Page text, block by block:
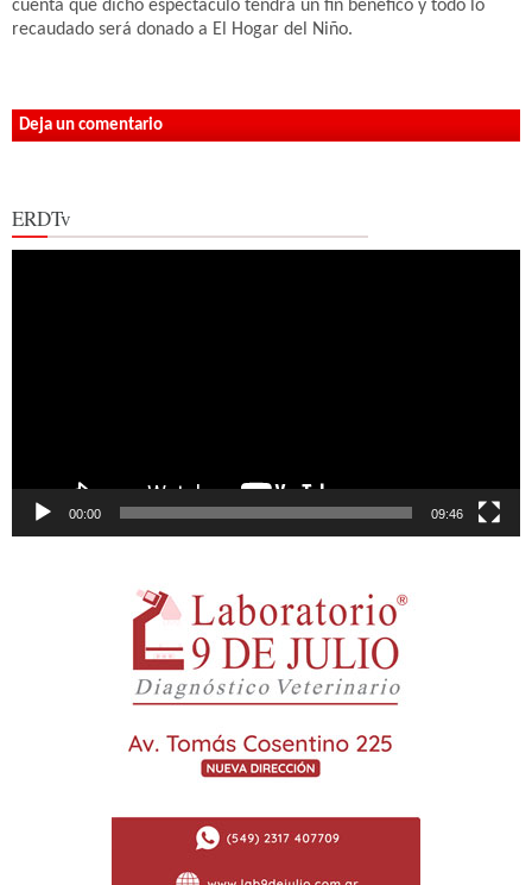
cuenta que dicho espectáculo tendrá un fin benéfico y todo lo
recaudado será donado a El Hogar del Niño.
Deja un comentario
ERDTv
00:00 09:46